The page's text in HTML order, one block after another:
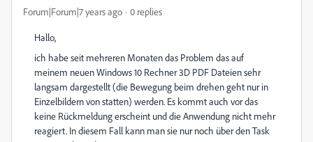
Forum|Forum|7 years ago 0 replies
Hallo,
ich habe seit mehreren Monaten das Problem das auf
meinem neuen Windows 10 Rechner 3D PDF Dateien sehr
langsam dargestellt (die Bewegung beim drehen geht nur in
Einzelbildern von statten) werden. Es kommt auch vor das
keine Rückmeldung erscheint und die Anwendung nicht mehr
reagiert. In diesem Fall kann man sie nur noch über den Task